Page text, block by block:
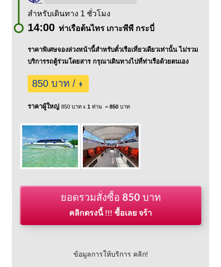
สำหรับเดินทาง 1 ชั่วโมง
14:00 ท่าเรือต้นไทร เกาะพีพี กระบี่
ราคาพิเศษจองล่วงหน้านี้สำหรับตั๋วเรือเที่ยวเดียวเท่านั้น ไม่รวม
บริการรถตู้ร่วมโดยสาร กรุณาเดินทางไปที่ท่าเรือด้วยตนเอง
850 บาท / 👨
ราคาผู้ใหญ่ 850 บาท x 1 ท่าน = 850 บาท
ยอดรวมสั่งซื้อ 850 บาท
คลิกตรงนี้ !!! ซื้อเลย จร้า
ข้อมูลการให้บริการ คลิก!